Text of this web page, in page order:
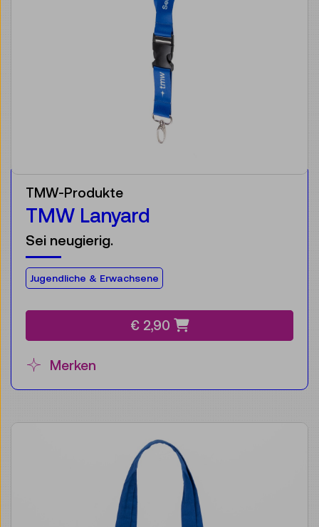
TMW-Produkte
TMW Lanyard
Sei neugierig.
Für die Zielgruppe:
Jugendliche & Erwachsene
€ 2,90
Merken